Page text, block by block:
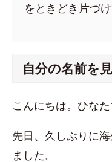
をときどき片づけ
自分の名前を
こんにちは。ひなた
先日、久しぶりに
ました。